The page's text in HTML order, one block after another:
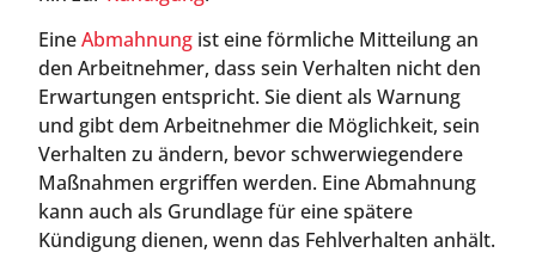
EineAbmahnung ist eine förmliche Mitteilung an
den Arbeitnehmer, dass sein Verhalten nicht den
Erwartungen entspricht. Sie dient als Warnung
und gibt dem Arbeitnehmer die Möglichkeit, sein
Verhalten zu ändern, bevor schwerwiegendere
Maßnahmen ergriffen werden. Eine Abmahnung
kann auch als Grundlage für eine spätere
Kündigung dienen, wenn das Fehlverhalten anhält.